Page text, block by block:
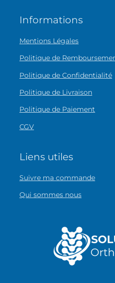
Informations
Mentions Légales
Politique de
Politique de Confidentialité
Politique de Livraison
Politique de Paiement
CGV
Liens utiles
Suivre ma commande
Qui sommes nous